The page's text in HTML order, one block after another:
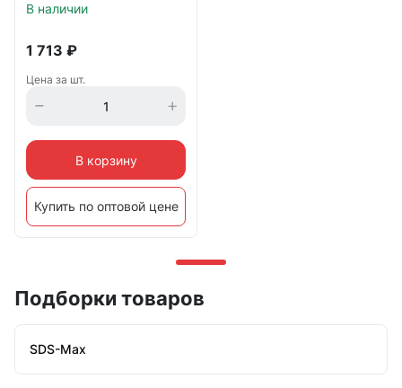
В наличии
1 713 ₽
Цена за шт.
В корзину
Купить по оптовой цене
Подборки товаров
SDS-Max